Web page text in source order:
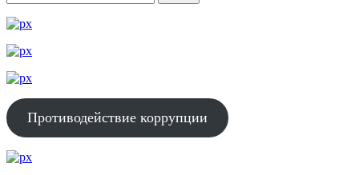
Противодействие коррупции